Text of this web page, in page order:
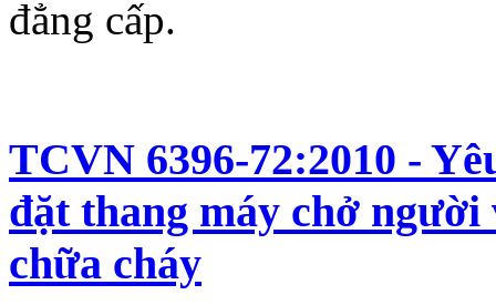
đẳng cấp.
TCVN 6396-72:2010 -
đặt thang máy chở người
chữa cháy